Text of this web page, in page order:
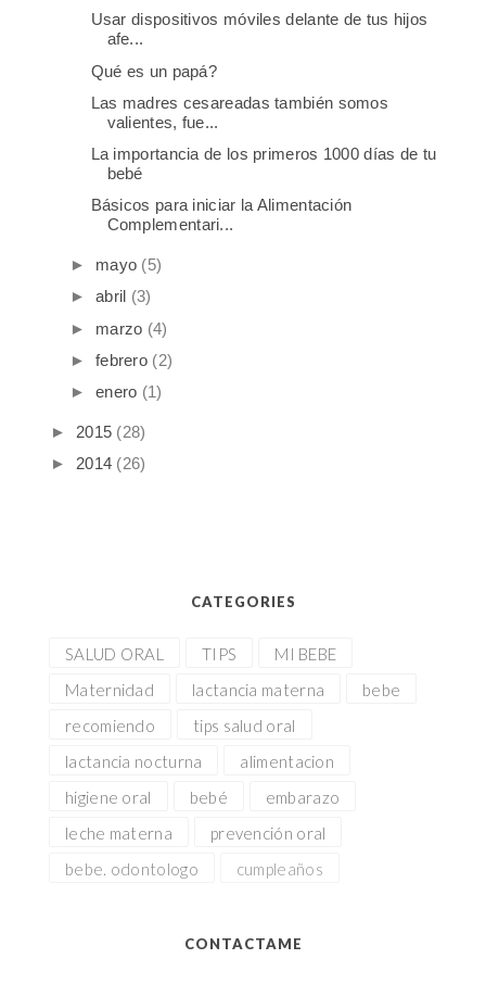
Usar dispositivos móviles delante de tus hijos
afe...
Qué es un papá?
Las madres cesareadas también somos
valientes, fue...
La importancia de los primeros 1000 días de tu
bebé
Básicos para iniciar la Alimentación
Complementari...
► mayo (5)
► abril (3)
► marzo (4)
► febrero (2)
► enero (1)
► 2015 (28)
► 2014 (26)
CATEGORIES
SALUD ORAL TIPS
MI BEBE
Maternidad
lactancia materna
bebe
recomiendo
tips salud oral
lactancia nocturna
alimentacion
higiene oral
bebé
embarazo
leche materna
prevención oral
bebe. odontologo
cumpleaños
CONTACTAME